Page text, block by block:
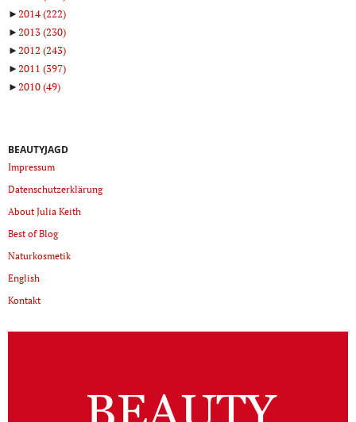
►2014(222)
►2013(230)
►2012 (243)
►2011 (397)
►2010(49)
BEAUTYJAGD
Impressum
Datenschutzerklärung
About Julia Keith
Best of Blog
Naturkosmetik
English
Kontakt